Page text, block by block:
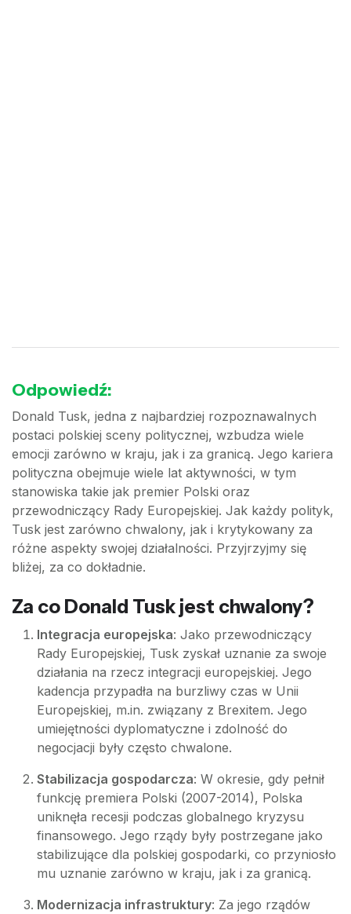
Odpowiedź:
Donald Tusk, jedna z najbardziej rozpoznawalnych
postaci polskiej sceny politycznej, wzbudza wiele
emocji zarówno w kraju, jak i za granicą. Jego kariera
polityczna obejmuje wiele lat aktywności, w tym
stanowiska takie jak premier Polski oraz
przewodniczący Rady Europejskiej. Jak każdy polityk,
Tusk jest zarówno chwalony, jak i krytykowany za
różne aspekty swojej działalności. Przyjrzyjmy się
bliżej, za co dokładnie.
Za co Donald Tusk jest chwalony?
Integracja europejska: Jako przewodniczący
Rady Europejskiej, Tusk zyskał uznanie za swoje
działania na rzecz integracji europejskiej. Jego
kadencja przypadła na burzliwy czas w Unii
Europejskiej, m.in. związany z Brexitem. Jego
umiejętności dyplomatyczne i zdolność do
negocjacji były często chwalone.
Stabilizacja gospodarcza: W okresie, gdy pełnił
funkcję premiera Polski (2007-2014), Polska
uniknęła recesji podczas globalnego kryzysu
finansowego. Jego rządy były postrzegane jako
stabilizujące dla polskiej gospodarki, co przyniosło
mu uznanie zarówno w kraju, jak i za granicą.
Modernizacja infrastruktury: Za jego rządów